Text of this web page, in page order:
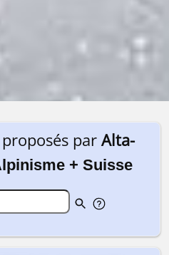
par Alta-
+ Suisse